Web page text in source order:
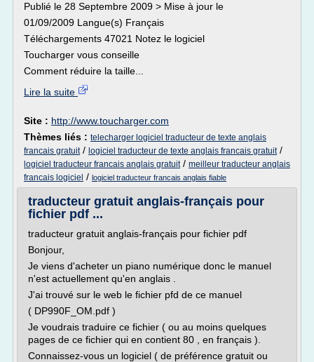
Publié le 28 Septembre 2009 > Mise à jour le
01/09/2009 Langue(s) Français
Téléchargements 47021 Notez le logiciel
Toucharger vous conseille
Comment réduire la taille...
Lire la suite
Site : http://www.toucharger.com
Thèmes liés : telecharger logiciel traducteur de texte anglais
francais gratuit/ logiciel traducteur de texte anglais francais gratuit/
logiciel traducteur francais anglais gratuit/ meilleur traducteur anglais
francais logiciel / logiciel traducteur francais anglais fiable
traducteur gratuit anglais-français pour
fichier pdf ...
traducteur gratuit anglais-français pour fichier pdf
Bonjour,
Je viens d'acheter un piano numérique donc le manuel
n'est actuellement qu'en anglais .
J'ai trouvé sur le web le fichier pfd de ce manuel
( DP990F_OM.pdf )
Je voudrais traduire ce fichier ( ou au moins quelques
pages de ce fichier qui en contient 80 , en français ).
Connaissez-vous un logiciel ( de préférence gratuit ou